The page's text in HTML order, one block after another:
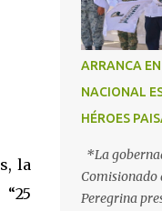
la
ARRANCA
NACIONAL
HÉROES
*La
Comisionado
Peregrina